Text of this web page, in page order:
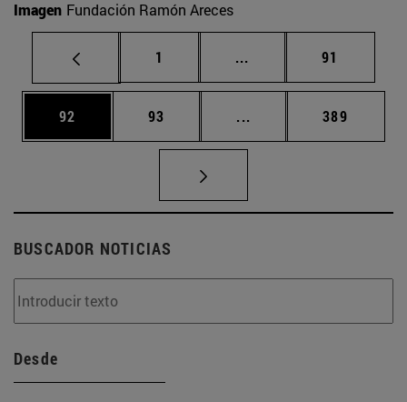
Imagen Fundación Ramón Areces
Página
1 ... Páginas intermedias
Página
91
Página
92 Página
93 ... Páginas intermedias
Página
389
BUSCADOR NOTICIAS
Desde